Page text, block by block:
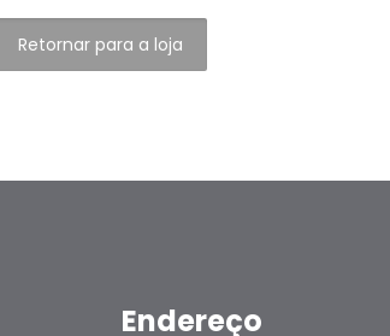
Retornar para a loja
Endereço